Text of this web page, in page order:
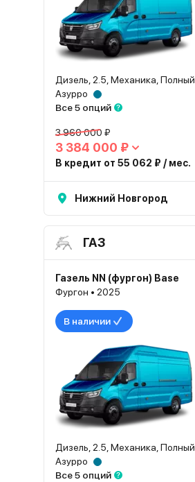
Дизель, 2.5, Механика, Полный,
Азурро
Все 5 опций
3 960 000 ₽
3 384 000 ₽
В кредит от 55 062 ₽ / мес.
Нижний Новгород
ГАЗ
Газель NN (фургон) Base
Фургон • 2025
В наличии
Дизель, 2.5, Механика, Полный,
Азурро
Все 5 опций